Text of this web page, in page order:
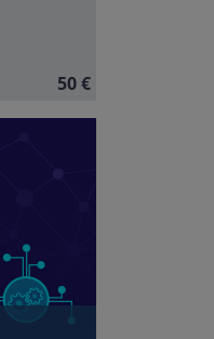
50 €